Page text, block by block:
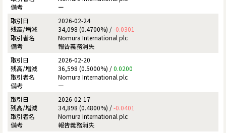
ー
2026-02-24
34,098 (0.4700%) /-0.0301
Nomura International plc
報告義務消失
2026-02-20
36,598 (0.5000%) /0.0200
Nomura International plc
ー
2026-02-17
34,898 (0.4800%) /-0.0401
Nomura International plc
報告義務消失